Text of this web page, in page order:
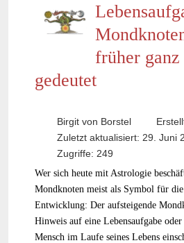
früher ganz
gedeutet
Birgit von Borstel
Zuletzt aktualisiert: 29. Juni
Zugriffe: 249
Wer sich heute mit Astrologie
Mondknoten meist als Symbol für
Entwicklung: Der aufsteigende
Hinweis auf eine Lebensaufgabe
Mensch im Laufe seines Lebens